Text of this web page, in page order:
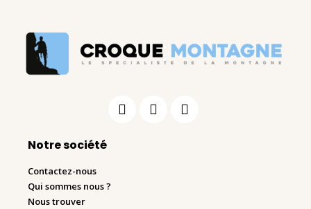
Notre société
Contactez-nous
Qui sommes nous ?
Nous trouver